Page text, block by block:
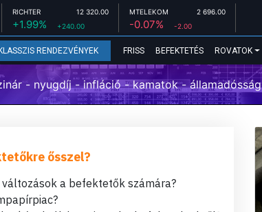
RICHTER 12 320.00
+1.99% +240.00
MTELEKOM 2 696.00
-0.07% -2.00
KLASSZIS RENDEZVÉNYEK FRISS BEFEKTETÉS ROVATOK
- nyugdíj - infláció - kamatok - államadósság
ősszel?
a befektetők számára?